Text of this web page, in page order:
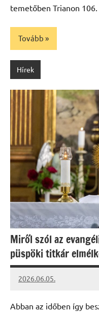
temetőben Trianon
Tovább
Hírek
Miről szól az
püspöki titkár
2026.06.05.
Leiszt
Abban az időben így